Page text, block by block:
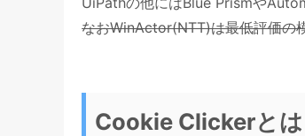
なおWinActor(NTT)は最低評価の
Cookie Clickerとは